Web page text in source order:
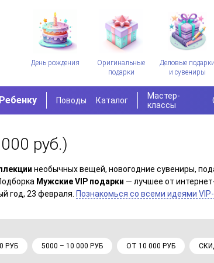
День рождения
Оригинальные
подарки
Деловые подарки
и сувениры
Ребенку Поводы Каталог
Мастер-
классы
руб.)
необычных вещей, новогодние сувениры,
Мужские VIP подарки — лучшее от
год, 23 февраля. Познакомься со всеми идеями
РУБ 5000 – 10 000 РУБ ОТ 10 000 РУБ